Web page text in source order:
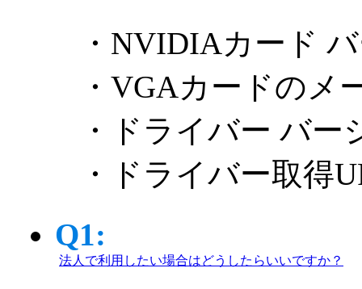
・NVIDIAカード
・VGAカードのメ
・ドライバー バー
・ドライバー取得
Q1:
法人で利用したい場合はどうしたらいいですか？